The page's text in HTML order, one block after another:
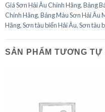
Giá Sơn Hải Âu Chính Hãng,Bảng
Chính Hãng,Bảng Màu Sơn Hải Âu
Hãng,Sơn tàu biển Hải Âu,Sơn tàu
SẢN PHẨM TƯƠNG TỰ